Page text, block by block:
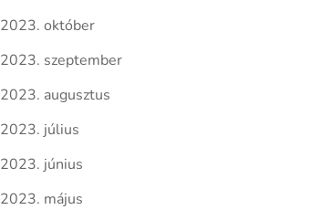
2023. október
2023. szeptember
2023. augusztus
2023. július
2023. június
2023. május